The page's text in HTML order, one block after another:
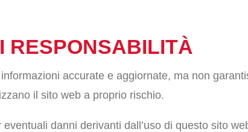
RESPONSABILITÀ
accurate e aggiornate, ma non
il sito web a proprio rischio.
danni derivanti dall’uso di questo sito